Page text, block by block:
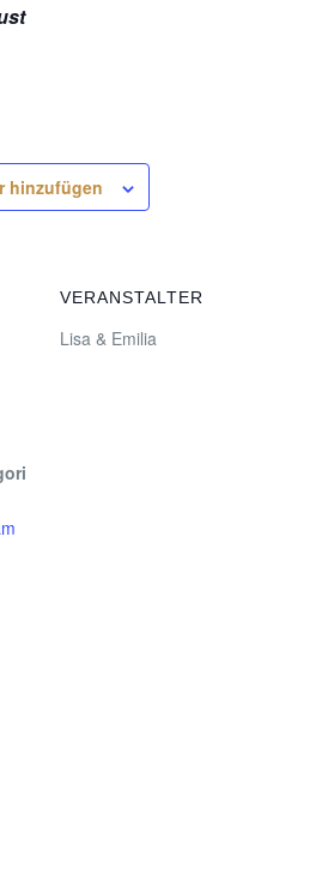
hinzufügen
VERANSTALTER
Lisa & Emilia